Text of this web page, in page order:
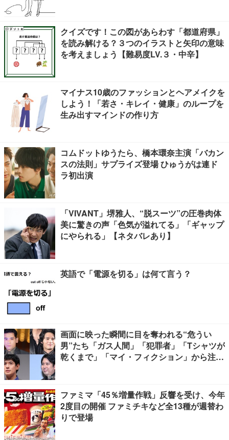
クイズです！この図があらわす「都道府県」
を読み解ける？３つのイラストと矢印の意味
を考えましょう【難易度LV.３・中辛】
マイナス10歳のファッションとヘアメイクを
しよう！「若さ・キレイ・健康」のループを
生み出すマインドの作り方
コムドットゆうたら、橋本環奈主演「バカン
スの法則」サプライズ登場 ひゅうがは連ド
ラ初出演
「VIVANT」堺雅人、“脱スーツ”の圧巻肉体
美に驚きの声「色気が溢れてる」「ギャップ
にやられる」【ネタバレあり】
英語で「電源を切る」は何て言う？
画面に映った瞬間に目を奪われる“危うい
男”たち「ガス人間」「犯罪者」「Tシャツが
乾くまで」「マイ・フィクション」から注目
ファミマ「45％増量作戦」反響を受け、今年
2度目の開催 ファミチキなど全13種が週替わ
りで登場